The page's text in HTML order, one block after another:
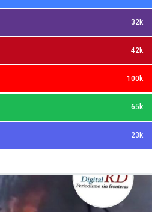
32k
42k
100k
65k
23k